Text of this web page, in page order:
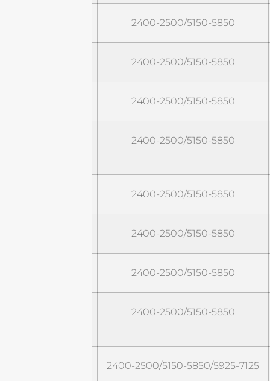
2400-2500/5150-5850
2400-2500/5150-5850
2400-2500/5150-5850
2400-2500/5150-5850
2400-2500/5150-5850
2400-2500/5150-5850
2400-2500/5150-5850
2400-2500/5150-5850
2400-2500/5150-5850/5925-7125